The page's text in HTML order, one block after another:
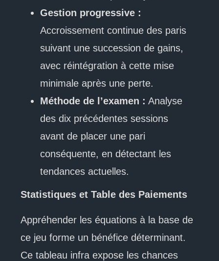
Gestion progressive :
Accroissement continue des paris
suivant une succession de gains,
avec réintégration à cette mise
minimale après une perte.
Méthode de l’examen : Analyse
des dix précédentes sessions
avant de placer une pari
conséquente, en détectant les
tendances actuelles.
Statistiques et Table des Paiements
Appréhender les équations à la base de
ce jeu forme un bénéfice déterminant.
Ce tableau infra expose les chances